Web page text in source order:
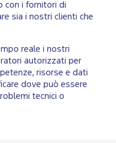
con i fornitori di
sia i nostri clienti che
reale i nostri
autorizzati per
risorse e dati
dove può essere
tecnici o